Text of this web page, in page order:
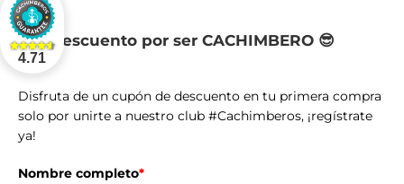
4.71
-5% descuento por ser CACHIMBERO 😎
Disfruta de un cupón de descuento en tu primera compra
solo por unirte a nuestro club #Cachimberos, ¡regístrate
ya!
Nombre completo*